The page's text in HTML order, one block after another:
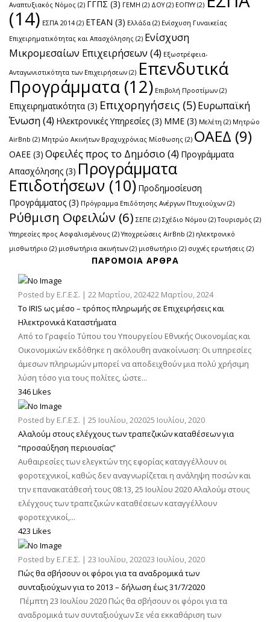
Αναπτυξιακός Νόμος (2) ΓΓΠΣ (3) ΓΕΜΗ (2) ΔΟΥ(2) ΕΟΠΥΥ(2)
(14) ΕΣΠΑ 2014 (2) ΕΤΕΑΝ (3) Ελλάδα (2) Ενίσχυση Γυναικείας
Επιχειρηματικότητας και Απασχόλησης (2) Ενίσχυση
Μικρομεσαίων Επιχειρήσεων (4) Εξωστρέφεια-
Ανταγωνιστικότητα των Επιχειρήσεων (2) Επενδυτικά
Προγράμματα (12) Επιβολή Προστίμων (2)
Επιχειρηματικότητα (3) Επιχορηγήσεις (5)Ευρωπαϊκή
Ένωση(4) Ηλεκτρονικές Υπηρεσίες (3) ΜΜΕ (3) Μελέτη (2) Μητρώο
AirBnb (2) Μητρώο Ακινήτων Βραχυχρόνιας Μίσθωσης (2) ΟΑΕΔ (9)
ΟΑΕΕ (3) Οφειλές προς το Δημόσιο (4) Προγράμματα
Απασχόλησης (3) Προγράμματα
Επιδοτήσεων (10) Προδημοσίευση
Προγράμματος (3) Πρόγραμμα Επιδότησης Ανέργων Πτυχιούχων (2)
Ρύθμιση Οφειλών (6) ΣΕΠΕ (2) Σχέδιο Νόμου (2) Τουρισμός (2)
Υπηρεσίες προς Ασφαλισμένους (2) Υποχρεώσεις AirBnb (2) ηλεκτρονικό
μισθωτήριο (2) μισθωτήρια ακινήτων (2) μισθωτήριο (2) συχνές ερωτήσεις (2)
ΠΑΡΌΜΟΙΑ ΆΡΘΡΑ
Posted by Ε.Γ.Ε.Σ. | 22 Μαρτίου, 202422 Μαρτίου, 2024
Το IRIS ως μέσο – τρόπος πληρωμής σε Επιχειρήσεις και
Ηλεκτρονικά Καταστήματα
Από το Γραφείο Τύπου του Υπουργείου Εθνικής Οικονομίας και
Οικονομικών εκδόθηκε η ακόλουθη ανακοίνωση: Οι υπηρεσίες
άμεσων πληρωμών μπορεί να αποδειχθούν μια πολύ χρήσιμη
λύση τόσο για τους πολίτες, ώστε...
346 Likes
Posted by Ε.Γ.Ε.Σ. | 25 Ιουλίου, 202025 Ιουλίου, 2020
Αλαλούμ στους ελέγχους των τραπεζικών καταθέσεων για
“προσαύξηση περιουσίας”
Αυθαιρεσίες των ελεγκτών της εφορίας καταγγέλλουν οι
φοροτεχνικοί, καθώς δεν αναγνωρίζεται η ανάληψη ποσών και
την επανακατάθεσή τους 08:13, 25 Ιουλίου 2020 Αλαλούμ στους
ελέγχους των τραπεζικών καταθέσεων καταγγέλλουν
φοροτεχνικοί,...
423 Likes
Posted by Ε.Γ.Ε.Σ. | 23 Ιουλίου, 202023 Ιουλίου, 2020
Πώς θα σβήσουν οι φόροι για τα αναδρομικά των
συνταξιούχων για το 2013 – δήλωση έως 31/7/2020
Πέμπτη 23 Ιουλίου 2020 Πώς θα σβήσουν οι φόροι για τα
αναδρομικά των συνταξιούχων Σε νέα εκκαθάριση των